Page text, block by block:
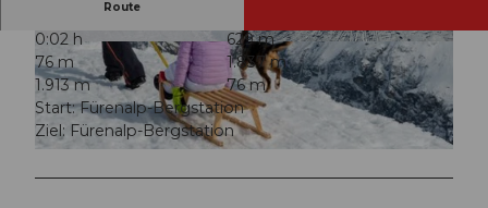
© Engelberg - Titlis Tourismus, Engelberg-Titlis
Tourismus
© Engelberg - Titlis Tourismus, Engelberg-Titlis
Tourismus
Route
0:02 h
629 m
76 m
1.837 m
1.913 m
76 m
Start: Fürenalp-Bergstation
Ziel: Fürenalp-Bergstation